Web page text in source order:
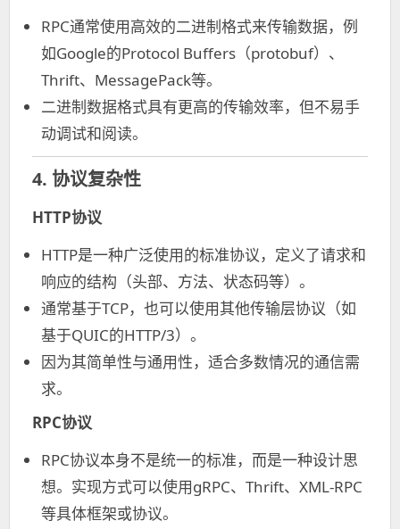
RPC通常使用高效的二进制格式来传输数据，例
如Google的Protocol Buffers（protobuf）、
Thrift、MessagePack等。
二进制数据格式具有更高的传输效率，但不易手
动调试和阅读。
4. 协议复杂性
HTTP协议
HTTP是一种广泛使用的标准协议，定义了请求和
响应的结构（头部、方法、状态码等）。
通常基于TCP，也可以使用其他传输层协议（如
基于QUIC的HTTP/3）。
因为其简单性与通用性，适合多数情况的通信需
求。
RPC协议
RPC协议本身不是统一的标准，而是一种设计思
想。实现方式可以使用gRPC、Thrift、XML-RPC
等具体框架或协议。